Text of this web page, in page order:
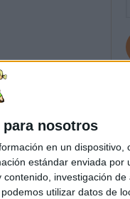
nosotros
en un dispositivo,
estándar enviada por
investigación de
utilizar datos de